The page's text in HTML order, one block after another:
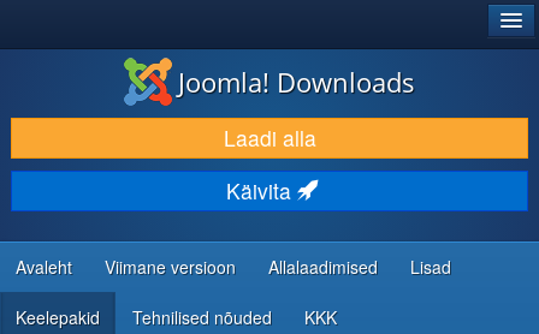
LAADI ALLA JA LAIENDA
AVASTA JA ÕPI
KOGUKOND JA KASUTAJATUGI
RESSURSID ARENDAJATELE
Joomla! Downloads
Laadi alla
Käivita
Avaleht Viimane versioon Allalaadimised Lisad
Keelepakid Tehnilised nõuded KKK